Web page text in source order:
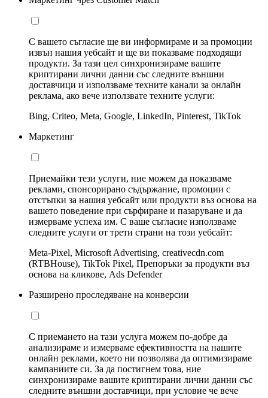
С вашето съгласие ще ви информираме и за промоции
извън нашия уебсайт и ще ви показваме подходящи
продукти. За тази цел синхронизираме вашите
криптирани лични данни със следните външни
доставчици и използваме техните канали за онлайн
реклама, ако вече използвате техните услуги:
Bing, Criteo, Meta, Google, LinkedIn, Pinterest, TikTok
Маркетинг
Приемайки тези услуги, ние можем да показваме
реклами, спонсорирано съдържание, промоции с
отстъпки за нашия уебсайт или продукти въз основа на
вашето поведение при сърфиране и пазаруване и да
измерваме успеха им. С ваше съгласие използваме
следните услуги от трети страни на този уебсайт:
Meta-Pixel, Microsoft Advertising, creativecdn.com
(RTBHouse), TikTok Pixel, Препоръки за продукти въз
основа на кликове, Ads Defender
Разширено проследяване на конверсии
С приемането на тази услуга можем по-добре да
анализираме и измерваме ефективността на нашите
онлайн реклами, което ни позволява да оптимизираме
кампаниите си. За да постигнем това, ние
синхронизираме вашите криптирани лични данни със
следните външни доставчици, при условие че вече